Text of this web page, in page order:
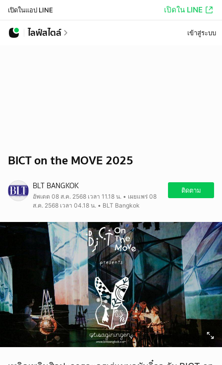
เปิดในแอป LINE เปิดใน LINE
ไลฟ์สไตล์ เข้าสู่ระบบ
BICT on the MOVE 2025
BLT BANGKOK
อัพเดต 08 ส.ค. 2568 เวลา 11.18 น. • เผยแพร่ 08
ส.ค. 2568 เวลา 04.18 น. • BLT Bangkok
ติดตาม